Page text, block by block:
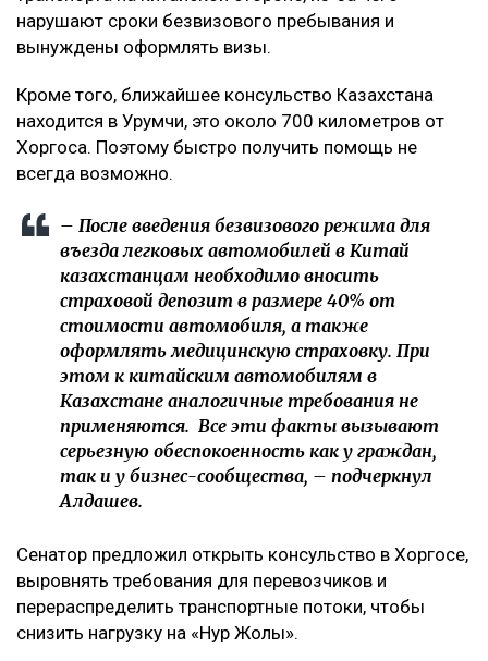
нарушают сроки безвизового пребывания и
вынуждены оформлять визы.
Кроме того, ближайшее консульство Казахстана
находится в Урумчи, это около 700 километров от
Хоргоса. Поэтому быстро получить помощь не
всегда возможно.
– После введения безвизового режима для
въезда легковых автомобилей в Китай
казахстанцам необходимо вносить
страховой депозит в размере 40% от
стоимости автомобиля, а также
оформлять медицинскую страховку. При
этом к китайским автомобилям в
Казахстане аналогичные требования не
применяются. Все эти факты вызывают
серьезную обеспокоенность как у граждан,
так и у бизнес-сообщества, – подчеркнул
Алдашев.
Сенатор предложил открыть консульство в Хоргосе,
выровнять требования для перевозчиков и
перераспределить транспортные потоки, чтобы
снизить нагрузку на «Нур Жолы».